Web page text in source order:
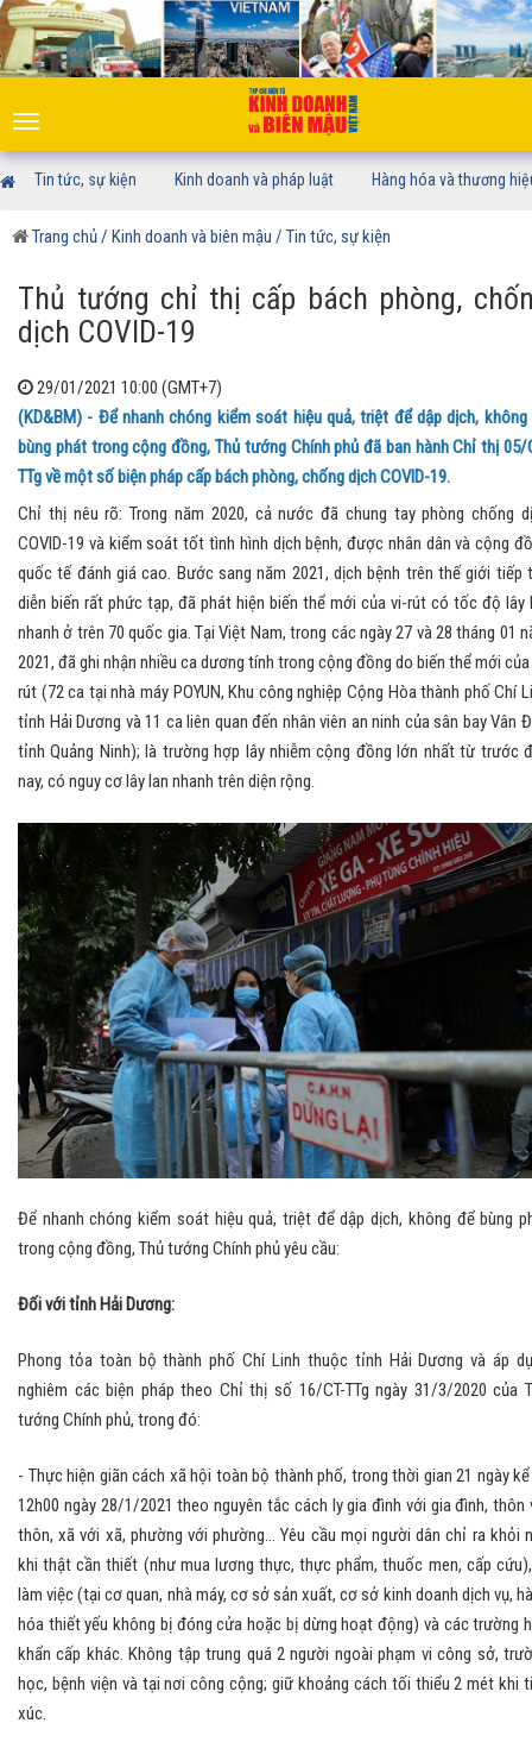
Toggle
navigation
Tin tức, sự kiện Kinh doanh và pháp luật Hàng hóa và thương
Trang chủ/ Kinh doanh và biên mậu / Tin tức, sự kiện
Thủ tướng chỉ thị cấp bách phòng,
dịch COVID-19
29/01/2021 10:00 (GMT+7)
(KD&BM) - Để nhanh chóng kiểm soát hiệu quả, triệt để dập dịch, không
bùng phát trong cộng đồng, Thủ tướng Chính phủ đã ban hành Chỉ thị 05/
TTg về một số biện pháp cấp bách phòng, chống dịch COVID-19.
Chỉ thị nêu rõ: Trong năm 2020, cả nước đã chung tay phòng chống
COVID-19 và kiểm soát tốt tình hình dịch bệnh, được nhân dân và cộng
quốc tế đánh giá cao. Bước sang năm 2021, dịch bệnh trên thế giới tiếp
diễn biến rất phức tạp, đã phát hiện biến thể mới của vi-rút có tốc độ lây
nhanh ở trên 70 quốc gia. Tại Việt Nam, trong các ngày 27 và 28 tháng 01
2021, đã ghi nhận nhiều ca dương tính trong cộng đồng do biến thể mới
rút (72 ca tại nhà máy POYUN, Khu công nghiệp Cộng Hòa thành phố Chí
tỉnh Hải Dương và 11 ca liên quan đến nhân viên an ninh của sân bay Vân
tỉnh Quảng Ninh); là trường hợp lây nhiễm cộng đồng lớn nhất từ trước
nay, có nguy cơ lây lan nhanh trên diện rộng.
Để nhanh chóng kiểm soát hiệu quả, triệt để dập dịch, không để bùng
trong cộng đồng, Thủ tướng Chính phủ yêu cầu:
Đối với tỉnh Hải Dương:
Phong tỏa toàn bộ thành phố Chí Linh thuộc tỉnh Hải Dương và áp
nghiêm các biện pháp theo Chỉ thị số 16/CT-TTg ngày 31/3/2020 của
tướng Chính phủ, trong đó:
- Thực hiện giãn cách xã hội toàn bộ thành phố, trong thời gian 21 ngày
12h00 ngày 28/1/2021 theo nguyên tắc cách ly gia đình với gia đình, thôn
thôn, xã với xã, phường với phường... Yêu cầu mọi người dân chỉ ra khỏi
khi thật cần thiết (như mua lương thực, thực phẩm, thuốc men, cấp
làm việc (tại cơ quan, nhà máy, cơ sở sản xuất, cơ sở kinh doanh dịch vụ,
hóa thiết yếu không bị đóng cửa hoặc bị dừng hoạt động) và các trường
khẩn cấp khác. Không tập trung quá 2 người ngoài phạm vi công sở,
học, bệnh viện và tại nơi công cộng; giữ khoảng cách tối thiểu 2 mét khi
xúc.